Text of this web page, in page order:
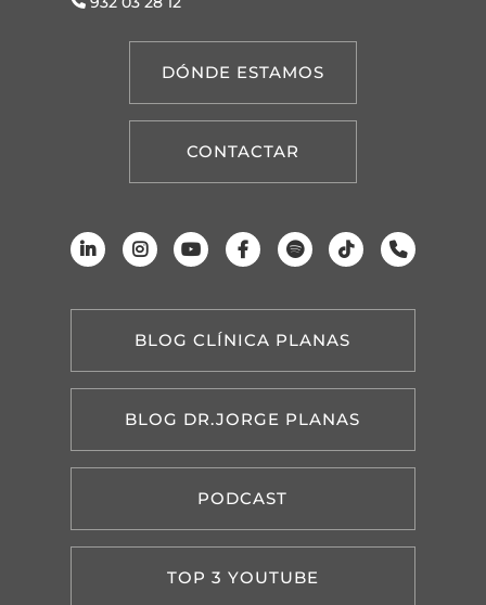
DÓNDE ESTAMOS
CONTACTAR
BLOG CLÍNICA PLANAS
BLOG DR.JORGE PLANAS
PODCAST
TOP 3 YOUTUBE